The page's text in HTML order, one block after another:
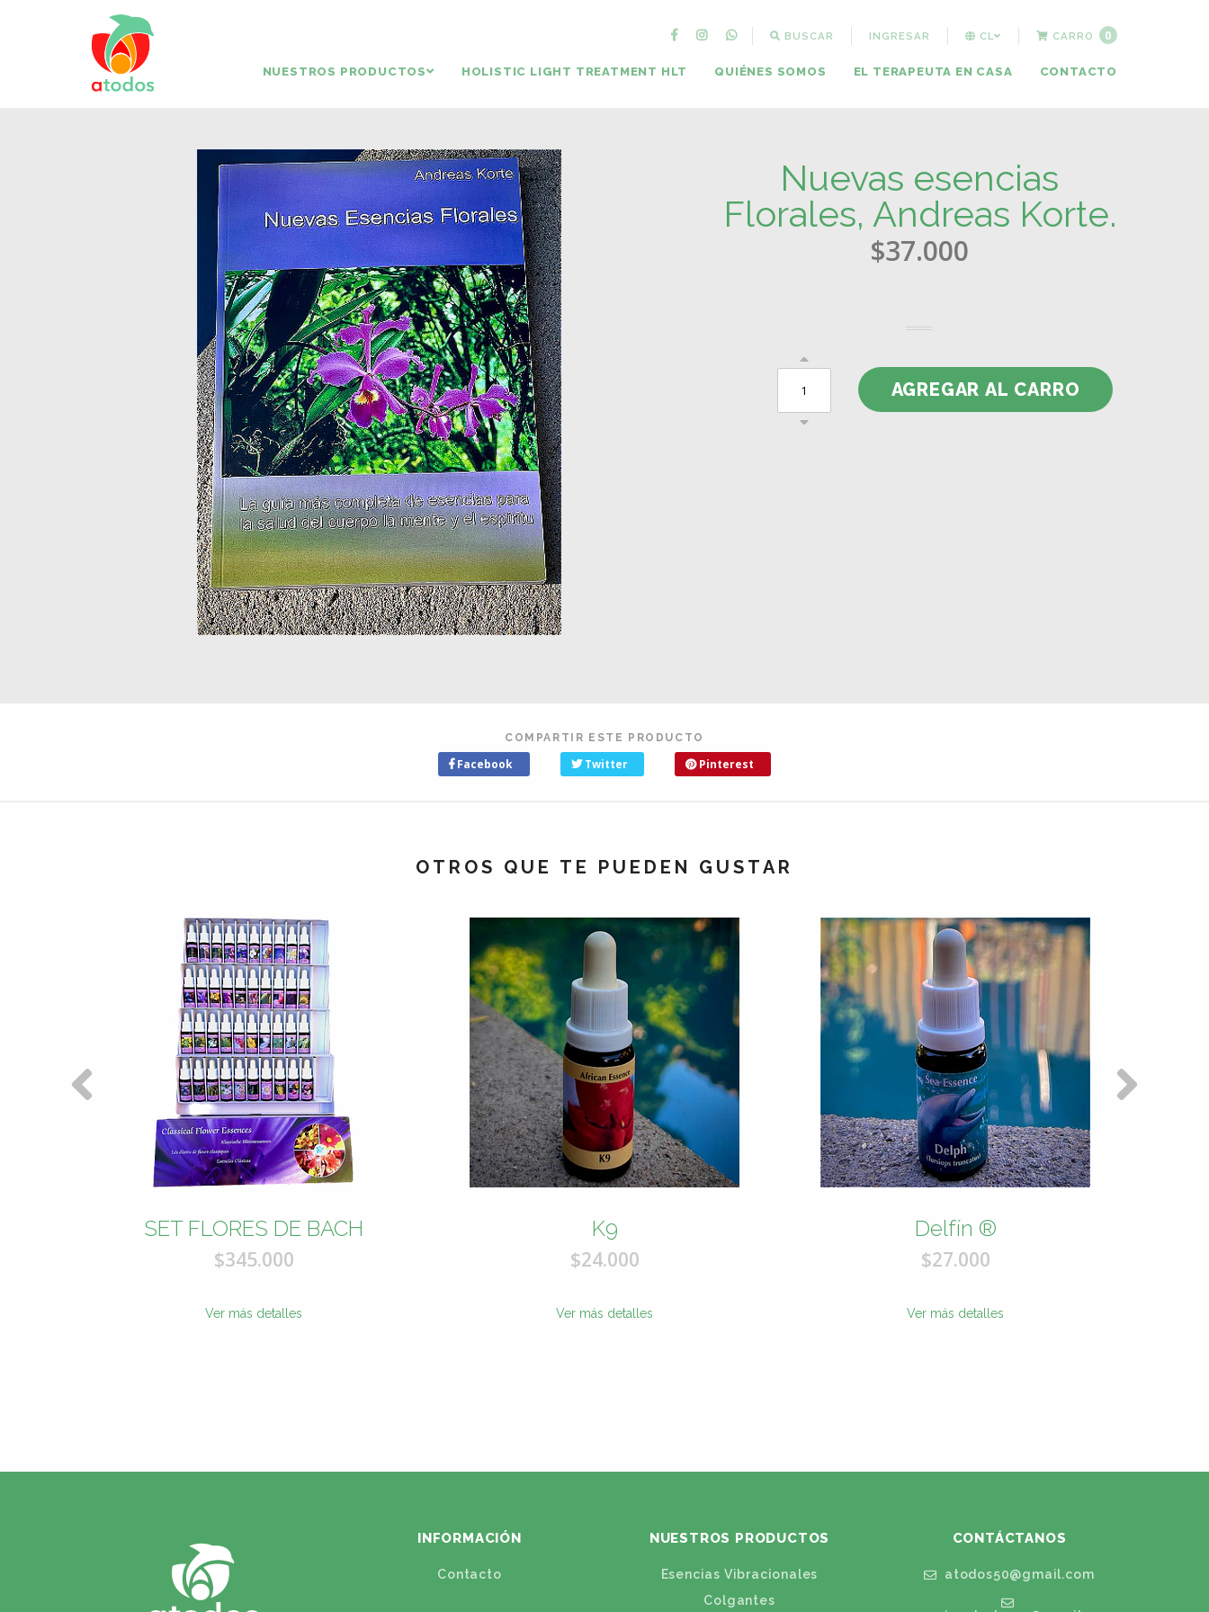
BUSCAR INGRESAR CL CARRO 0
NUESTROS PRODUCTOS HOLISTIC LIGHT TREATMENT HLT QUIÉNES SOMOS EL TERAPEUTA EN CASA CONTACTO
Nuevas esencias
Florales, Andreas Korte.
$37.000
COMPARTIR ESTE PRODUCTO
Facebook Twitter Pinterest
OTROS QUE TE PUEDEN GUSTAR
SET FLORES DE BACH
$345.000
Ver más detalles
K9
$24.000
Ver más detalles
Delfín ®
$27.000
Ver más detalles
INFORMACIÓN
Contacto
NUESTROS PRODUCTOS
Esencias Vibracionales
Colgantes
CONTÁCTANOS
atodos50@gmail.com